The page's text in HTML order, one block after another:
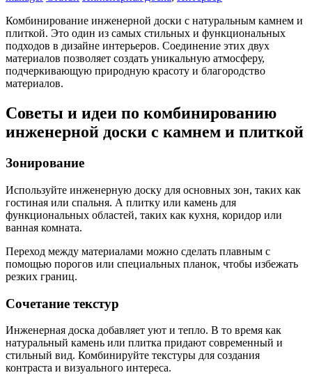
Комбинирование инженерной доски с натуральным камнем и
плиткой. Это один из самых стильных и функциональных
подходов в дизайне интерьеров. Соединение этих двух
материалов позволяет создать уникальную атмосферу,
подчеркивающую природную красоту и благородство
материалов.
Советы и идеи по комбинированию
инженерной доски с камнем и плиткой
Зонирование
Используйте инженерную доску для основных зон, таких как
гостиная или спальня. А плитку или камень для
функциональных областей, таких как кухня, коридор или
ванная комната.
Переход между материалами можно сделать плавным с
помощью порогов или специальных планок, чтобы избежать
резких границ.
Сочетание текстур
Инженерная доска добавляет уют и тепло. В то время как
натуральный камень или плитка придают современный и
стильный вид. Комбинируйте текстуры для создания
контраста и визуального интереса.